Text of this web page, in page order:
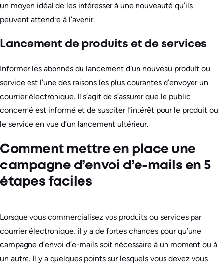
un moyen idéal de les intéresser à une nouveauté qu’ils
peuvent attendre à l’avenir.
Lancement de produits et de services
Informer les abonnés du lancement d’un nouveau produit ou
service est l’une des raisons les plus courantes d’envoyer un
courrier électronique. Il s’agit de s’assurer que le public
concerné est informé et de susciter l’intérêt pour le produit ou
le service en vue d’un lancement ultérieur.
Comment mettre en place une
campagne d’envoi d’e-mails en 5
étapes faciles
Lorsque vous commercialisez vos produits ou services par
courrier électronique, il y a de fortes chances pour qu’une
campagne d’envoi d’e-mails soit nécessaire à un moment ou à
un autre. Il y a quelques points sur lesquels vous devez vous